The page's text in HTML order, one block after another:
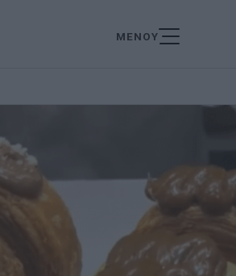
ΜΕΝΟΥ